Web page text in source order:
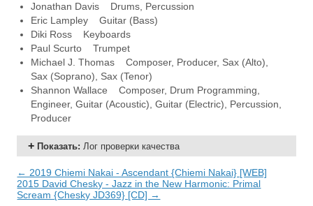
Jonathan Davis Drums, Percussion
Eric Lampley Guitar (Bass)
Diki Ross Keyboards
Paul Scurto Trumpet
Michael J. Thomas Composer, Producer, Sax (Alto),
Sax (Soprano), Sax (Tenor)
Shannon Wallace Composer, Drum Programming,
Engineer, Guitar (Acoustic), Guitar (Electric), Percussion,
Producer
Показать:Лог проверки качества
← 2019 Chiemi Nakai - Ascendant {Chiemi Nakai} [WEB]
2015 David Chesky - Jazz in the New Harmonic: Primal
Scream {Chesky JD369} [CD] →